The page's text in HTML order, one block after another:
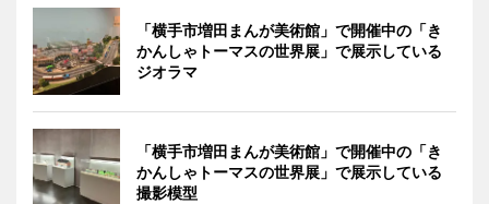
「横手市増田まんが美術館」で開催中の「き
かんしゃトーマスの世界展」で展示している
ジオラマ
「横手市増田まんが美術館」で開催中の「き
かんしゃトーマスの世界展」で展示している
撮影模型